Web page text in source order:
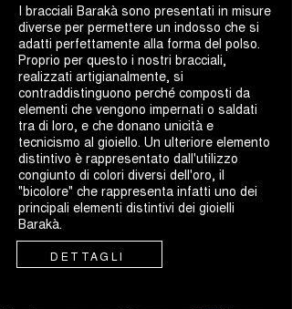
I bracciali Barakà sono presentati in misure
diverse per permettere un indosso che si
adatti perfettamente alla forma del polso.
Proprio per questo i nostri bracciali,
realizzati artigianalmente, si
contraddistinguono perché composti da
elementi che vengono impernati o saldati
tra di loro, e che donano unicità e
tecnicismo al gioiello. Un ulteriore elemento
distintivo è rappresentato dall'utilizzo
congiunto di colori diversi dell'oro, il
"bicolore" che rappresenta infatti uno dei
principali elementi distintivi dei gioielli
Barakà.
DETTAGLI